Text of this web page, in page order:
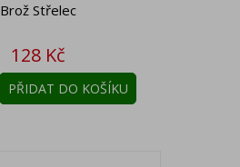
Brož Střelec
Cena
128 Kč
PŘIDAT DO KOŠÍKU